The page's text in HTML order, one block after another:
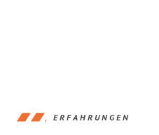
ERFAHRUNGEN